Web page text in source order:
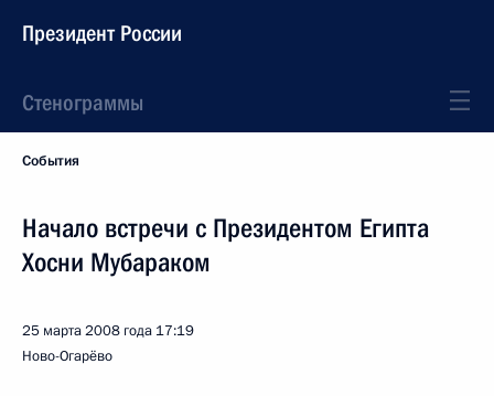
Президент России
Стенограммы
События
Начало встречи с Президентом Египта
Хосни Мубараком
25 марта 2008 года 17:19
Ново-Огарёво